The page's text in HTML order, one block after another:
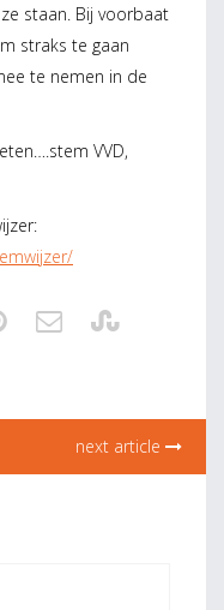
staan. Bij voorbaat
straks te gaan
te nemen in de
VVD,
next article